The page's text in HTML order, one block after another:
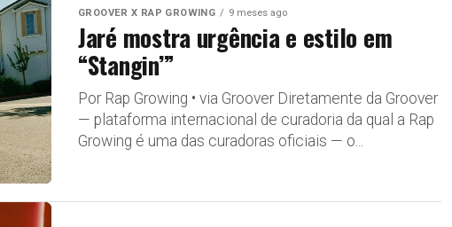
GROOVER X RAP GROWING 9 meses ago
Jaré mostra urgência e estilo em
“Stangin’”
Por Rap Growing • via Groover Diretamente da Groover
— plataforma internacional de curadoria da qual a Rap
Growing é uma das curadoras oficiais — o...